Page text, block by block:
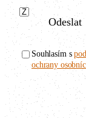
Odeslat
Souhlasím s
ochrany